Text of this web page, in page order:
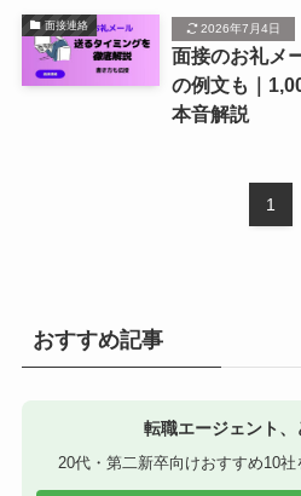
面接連絡
面接のお礼メ
の例文も｜
本音解説
2026年7月4日
1
おすすめ記事
転職エージェント、
20代・第二新卒向けおすすめ10